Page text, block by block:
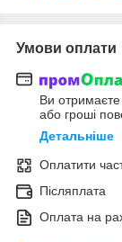
Умови оплати
Ви
або гроші
Детальніше
Оплатити
Післяплата
Оплата на